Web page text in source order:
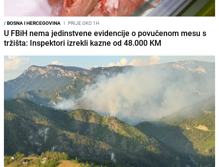
/BOSNA I HERCEGOVINA I PRIJE OKO 1H
U FBiH nema jedinstvene evidencije o povučenom mesu s
tržišta: Inspektori izrekli kazne od 48.000 KM